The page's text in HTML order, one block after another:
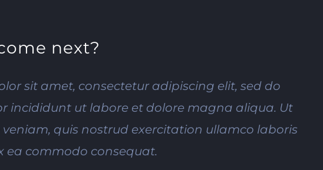
next?
sit amet, consectetur adipiscing elit, sed do
incididunt ut labore et dolore magna aliqua. Ut
quis nostrud exercitation ullamco laboris
ea commodo consequat.